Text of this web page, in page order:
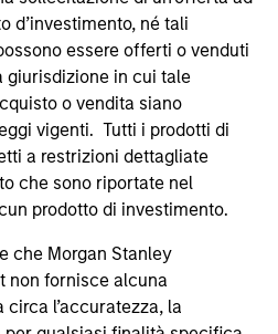
d’investimento, né tali
essere offerti o venduti
giurisdizione in cui tale
o vendita siano
vigenti. Tutti i prodotti di
a restrizioni dettagliate
che sono riportate nel
prodotto di investimento.
che Morgan Stanley
non fornisce alcuna
l’accuratezza, la
è Carnegie Fund Services S.A.,
Ginevra. L’agente pagatore
de Genève, 17, quai de l’Ile,
Comparto in questione decide
del Comparto
esso è registrato per la vendita,
OICVM.
.
calcolati in base al valore
al netto delle spese, e non